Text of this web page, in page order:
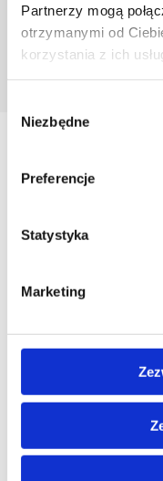
Partnerzy mogą
otrzymanymi od
korzystania z ich
zgody
Niezbędne
Preferencje
Statystyka
Marketing
Podobne